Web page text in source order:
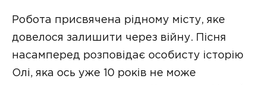
Робота присвячена рідному місту, яке
довелося залишити через війну. Пісня
насамперед розповідає особисту історію
Олі, яка ось уже 10 років не може